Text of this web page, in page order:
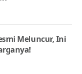
Meluncur, Ini